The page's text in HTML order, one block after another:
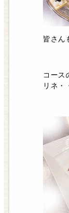
皆さん
コース
リネ・